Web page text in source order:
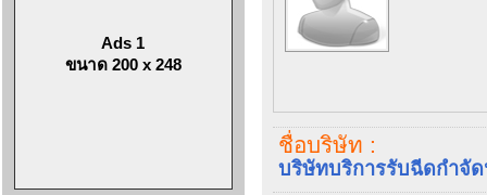
Ads 1
ขนาด 200 x 248
ชื่อบริษัท :
บริษัทบริการรับฉีดกำจั